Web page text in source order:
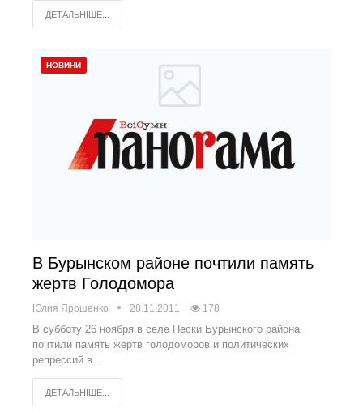
ДЕТАЛЬНІШЕ...
НОВИНИ
В Бурынском районе почтили память
жертв Голодомора
Юлия Ярошенко 28.11.2011 178
В субботу 26 ноября в селе Пески Бурынского района
почтили память жертв голодоморов и политических
репрессий в…
ДЕТАЛЬНІШЕ...